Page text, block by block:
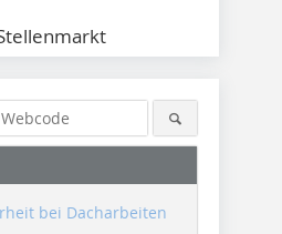
bei Dacharbeiten